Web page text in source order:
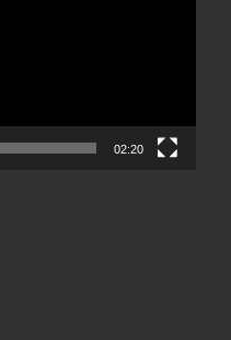
02:20